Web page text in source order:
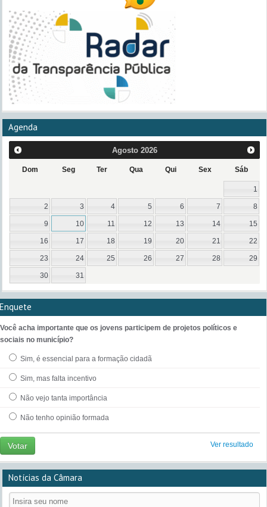
Agenda
Agosto 2026
Dom Seg Ter Qua Qui Sex Sáb
1
2 3 4 5 6 7 8
9 10 11 12 13 14 15
16 17 18 19 20 21 22
23 24 25 26 27 28 29
30 31
Enquete
Você acha importante que os jovens participem de projetos políticos e
sociais no município?
Sim, é essencial para a formação cidadã
Sim, mas falta incentivo
Não vejo tanta importância
Não tenho opinião formada
Votar Ver resultado
Notícias da Câmara